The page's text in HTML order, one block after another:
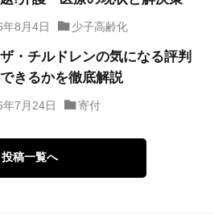
年8月4日 少子高齢化
・チルドレンの気になる評判
きるかを徹底解説
年7月24日 寄付
投稿一覧へ